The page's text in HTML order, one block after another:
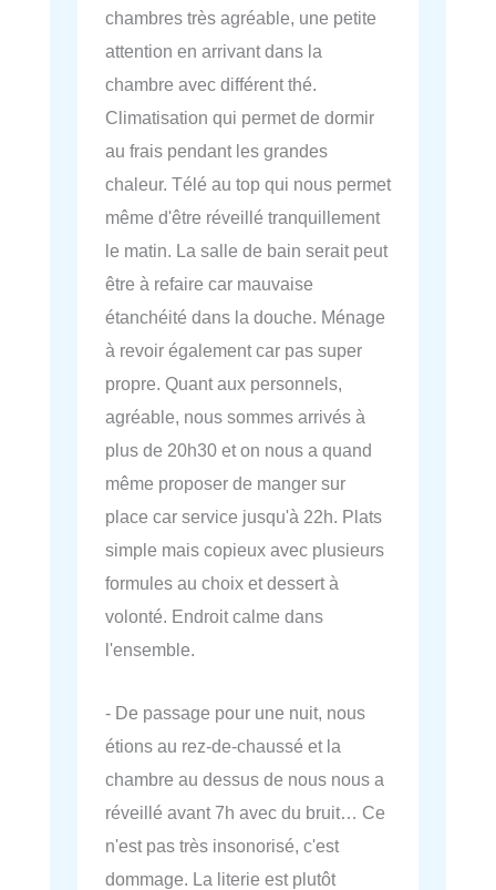
chambres très agréable, une petite
attention en arrivant dans la
chambre avec différent thé.
Climatisation qui permet de dormir
au frais pendant les grandes
chaleur. Télé au top qui nous permet
même d'être réveillé tranquillement
le matin. La salle de bain serait peut
être à refaire car mauvaise
étanchéité dans la douche. Ménage
à revoir également car pas super
propre. Quant aux personnels,
agréable, nous sommes arrivés à
plus de 20h30 et on nous a quand
même proposer de manger sur
place car service jusqu'à 22h. Plats
simple mais copieux avec plusieurs
formules au choix et dessert à
volonté. Endroit calme dans
l'ensemble.
- De passage pour une nuit, nous
étions au rez-de-chaussé et la
chambre au dessus de nous nous a
réveillé avant 7h avec du bruit… Ce
n'est pas très insonorisé, c'est
dommage. La literie est plutôt